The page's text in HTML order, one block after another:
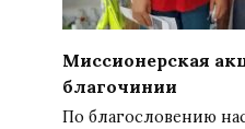
Миссионерская
благочинии
По благословению